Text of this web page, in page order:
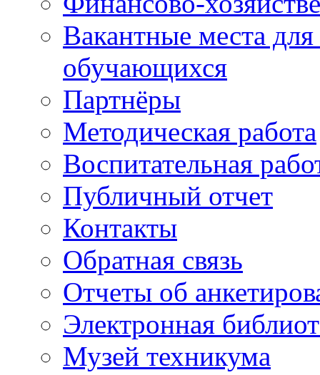
Вакантные места
обучающихся
Партнёры
Методическая работа
Воспитательная
Публичный отчет
Контакты
Обратная связь
Отчеты об
Электронная
Музей техникума